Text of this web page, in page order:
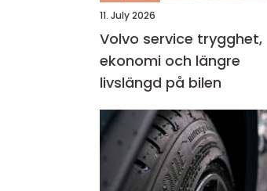
11. July 2026
Volvo service trygghet,
ekonomi och längre
livslängd på bilen